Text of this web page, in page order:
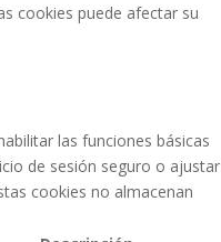
cookies puede afectar su
las funciones básicas
de sesión seguro o ajustar
cookies no almacenan